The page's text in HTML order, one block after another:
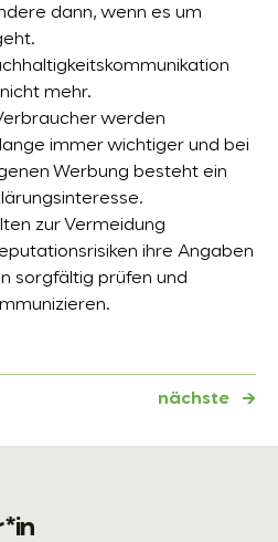
dann, wenn es um
mehr.
werden
immer wichtiger und bei
Werbung besteht ein
zur Vermeidung
ihre Angaben
sorgfältig prüfen und
nächste →